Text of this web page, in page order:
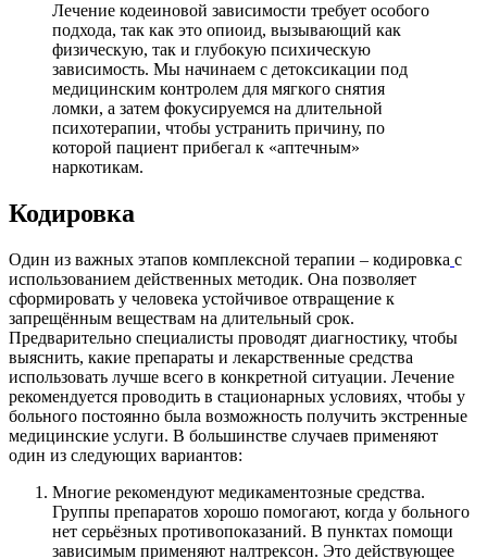
Лечение кодеиновой зависимости требует особого
подхода, так как это опиоид, вызывающий как
физическую, так и глубокую психическую
зависимость. Мы начинаем с детоксикации под
медицинским контролем для мягкого снятия
ломки, а затем фокусируемся на длительной
психотерапии, чтобы устранить причину, по
которой пациент прибегал к «аптечным»
наркотикам.
Кодировка
Один из важных этапов комплексной терапии – кодировка с
использованием действенных методик. Она позволяет
сформировать у человека устойчивое отвращение к
запрещённым веществам на длительный срок.
Предварительно специалисты проводят диагностику, чтобы
выяснить, какие препараты и лекарственные средства
использовать лучше всего в конкретной ситуации. Лечение
рекомендуется проводить в стационарных условиях, чтобы у
больного постоянно была возможность получить экстренные
медицинские услуги. В большинстве случаев применяют
один из следующих вариантов:
Многие рекомендуют медикаментозные средства.
Группы препаратов хорошо помогают, когда у больного
нет серьёзных противопоказаний. В пунктах помощи
зависимым применяют налтрексон. Это действующее